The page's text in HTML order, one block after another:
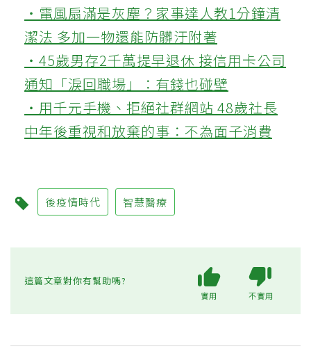
‧電風扇滿是灰塵？家事達人教1分鐘清
潔法 多加一物還能防髒汙附著
‧45歲男存2千萬提早退休 接信用卡公司
通知「淚回職場」：有錢也碰壁
‧用千元手機、拒絕社群網站 48歲社長
中年後重視和放棄的事：不為面子消費
後疫情時代 智慧醫療
這篇文章對你有幫助嗎?
實用 不實用